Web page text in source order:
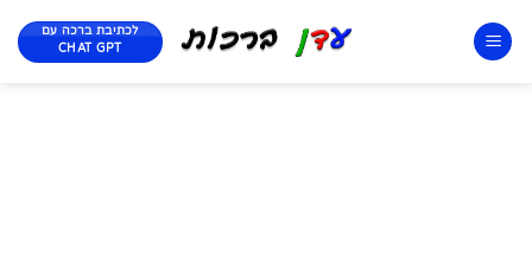
לכתיבת ברכה עם
CHAT GPT